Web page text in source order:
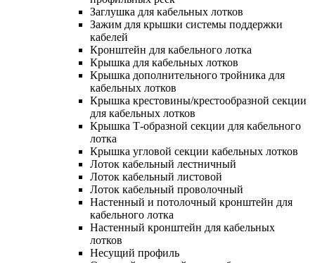
Заглушка для кабельных лотков
Зажим для крышки системы поддержки
кабелей
Кронштейн для кабельного лотка
Крышка для кабельных лотков
Крышка дополнительного тройника для
кабельных лотков
Крышка крестовины/крестообразной секции
для кабельных лотков
Крышка Т-образной секции для кабельного
лотка
Крышка угловой секции кабельных лотков
Лоток кабельный лестничный
Лоток кабельный листовой
Лоток кабельный проволочный
Настенный и потолочный кронштейн для
кабельного лотка
Настенный кронштейн для кабельных
лотков
Несущий профиль